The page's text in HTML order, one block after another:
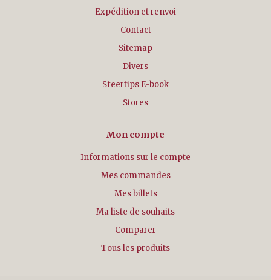
Expédition et renvoi
Contact
Sitemap
Divers
Sfeertips E-book
Stores
Mon compte
Informations sur le compte
Mes commandes
Mes billets
Ma liste de souhaits
Comparer
Tous les produits